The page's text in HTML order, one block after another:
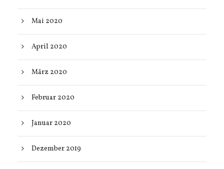
Mai 2020
April 2020
März 2020
Februar 2020
Januar 2020
Dezember 2019